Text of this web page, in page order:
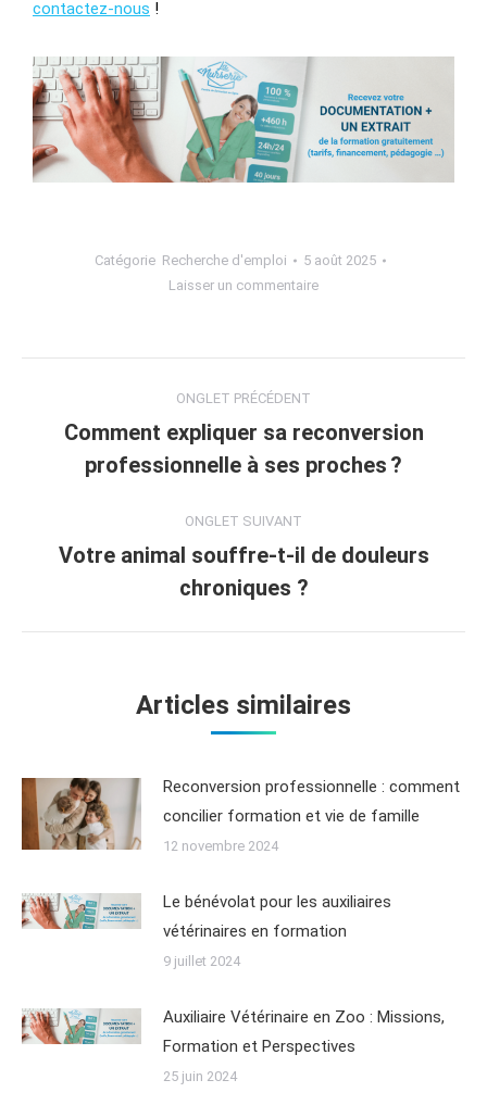
contactez-nous !
Catégorie Recherche d'emploi
5 août 2025
Laisser un commentaire
ONGLET PRÉCÉDENT
Comment expliquer sa reconversion
professionnelle à ses proches ?
ONGLET SUIVANT
Votre animal souffre-t-il de douleurs
chroniques ?
Articles similaires
Reconversion professionnelle : comment
concilier formation et vie de famille
12 novembre 2024
Le bénévolat pour les auxiliaires
vétérinaires en formation
9 juillet 2024
Auxiliaire Vétérinaire en Zoo : Missions,
Formation et Perspectives
25 juin 2024